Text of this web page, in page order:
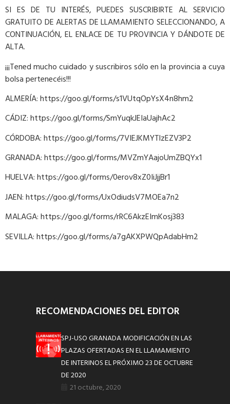
SI ES DE TU INTERÉS, PUEDES SUSCRIBIRTE AL SERVICIO
GRATUITO DE ALERTAS DE LLAMAMIENTO SELECCIONANDO, A
CONTINUACIÓN, EL ENLACE DE TU PROVINCIA Y DÁNDOTE DE
ALTA.
¡¡¡Tened mucho cuidado y suscribiros sólo en la provincia a cuya
bolsa pertenecéis!!!
ALMERÍA: https://goo.gl/forms/s1VUtqOpYsX4n8hm2
CÁDIZ: https://goo.gl/forms/SmYuqkJEIaUajhAc2
CÓRDOBA: https://goo.gl/forms/7VIEJKMYTlzEZV3P2
GRANADA: https://goo.gl/forms/MVZmYAajoUmZBQYx1
HUELVA: https://goo.gl/forms/0erov8xZ0IiJjjBr1
JAEN: https://goo.gl/forms/UxOdiudsV7MOEa7n2
MALAGA: https://goo.gl/forms/rRC6AkzEImKosj383
SEVILLA: https://goo.gl/forms/a7gAKXPWQpAdabHm2
RECOMENDACIONES DEL EDITOR
SPJ-USO GRANADA MODIFICACIÓN EN LAS
PLAZAS OFERTADAS EN EL LLAMAMIENTO
DE INTERINOS EL PRÓXIMO 23 DE OCTUBRE
DE 2020
21 octubre, 2020